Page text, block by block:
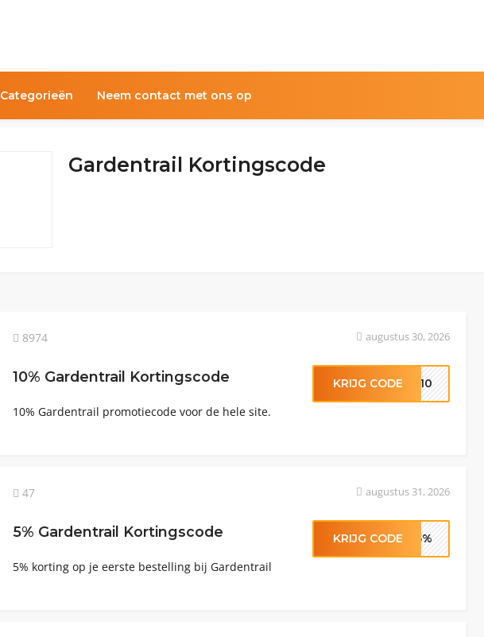
Categorieën Neem contact met ons op
Gardentrail Kortingscode
8974
10% Gardentrail Kortingscode
10% Gardentrail promotiecode voor de hele site.
augustus 30, 2026
KRIJG CODEND10
47
5% Gardentrail Kortingscode
5% korting op je eerste bestelling bij Gardentrail
augustus 31, 2026
KRIJG CODE -5%